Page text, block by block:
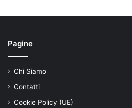
Pagine
Chi Siamo
Contatti
Cookie Policy (UE)